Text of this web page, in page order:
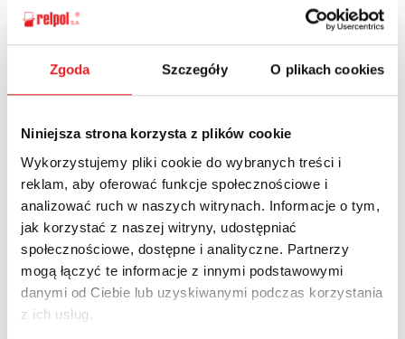
Zgoda Szczegóły O plikach cookies
Niniejsza strona korzysta z plików cookie
Wykorzystujemy pliki cookie do wybranych treści i
reklam, aby oferować funkcje społecznościowe i
analizować ruch w naszych witrynach. Informacje o tym,
jak korzystać z naszej witryny, udostępniać
społecznościowe, dostępne i analityczne. Partnerzy
mogą łączyć te informacje z innymi podstawowymi
danymi od Ciebie lub uzyskiwanymi podczas korzystania
z ich usług.
POWRÓT
Zapytaj o szczegóły oferty
Imię i nazwisko: *
Adres e-mail: *